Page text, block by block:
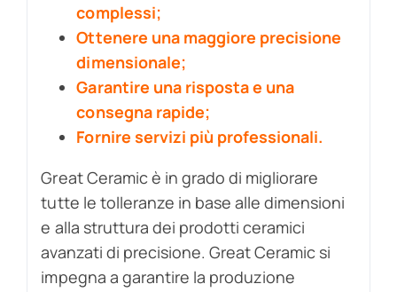
complessi;
Ottenere una maggiore precisione
dimensionale;
Garantire una risposta e una
consegna rapide;
Fornire servizi più professionali.
Great Ceramic è in grado di migliorare
tutte le tolleranze in base alle dimensioni
e alla struttura dei prodotti ceramici
avanzati di precisione. Great Ceramic si
impegna a garantire la produzione